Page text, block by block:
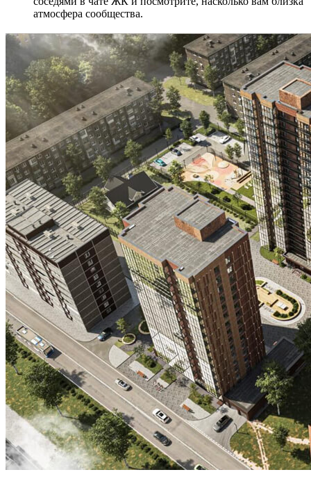
атмосфера сообщества.